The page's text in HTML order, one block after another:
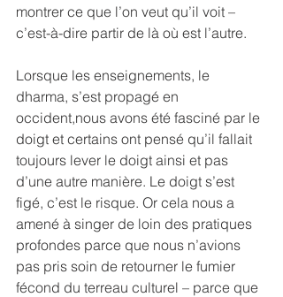
montrer ce que l’on veut qu’il voit –
c’est-à-dire partir de là où est l’autre.
Lorsque les enseignements, le
dharma, s’est propagé en
occident,nous avons été fasciné par le
doigt et certains ont pensé qu’il fallait
toujours lever le doigt ainsi et pas
d’une autre manière. Le doigt s’est
figé, c’est le risque. Or cela nous a
amené à singer de loin des pratiques
profondes parce que nous n’avions
pas pris soin de retourner le fumier
fécond du terreau culturel – parce que